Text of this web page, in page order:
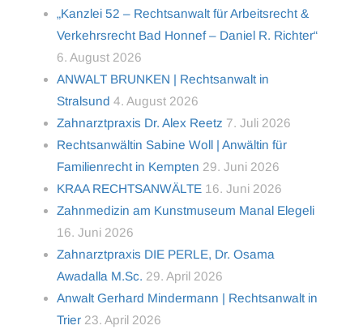
„Kanzlei 52 – Rechtsanwalt für Arbeitsrecht &
Verkehrsrecht Bad Honnef – Daniel R. Richter“
6. August 2026
ANWALT BRUNKEN | Rechtsanwalt in
Stralsund 4. August 2026
Zahnarztpraxis Dr. Alex Reetz 7. Juli 2026
Rechtsanwältin Sabine Woll | Anwältin für
Familienrecht in Kempten 29. Juni 2026
KRAA RECHTSANWÄLTE 16. Juni 2026
Zahnmedizin am Kunstmuseum Manal Elegeli
16. Juni 2026
Zahnarztpraxis DIE PERLE, Dr. Osama
Awadalla M.Sc. 29. April 2026
Anwalt Gerhard Mindermann | Rechtsanwalt in
Trier 23. April 2026